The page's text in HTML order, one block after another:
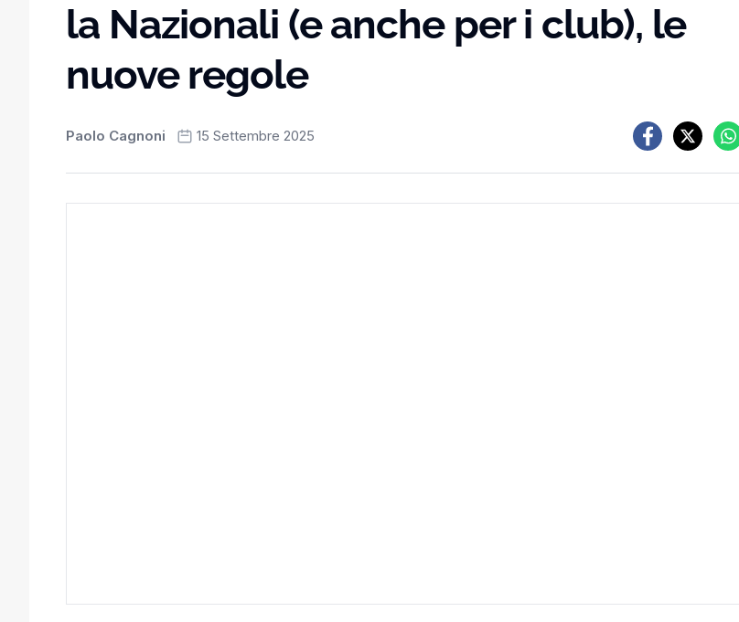
la Nazionali (e anche per i club), le
nuove regole
Paolo Cagnoni 15 Settembre 2025